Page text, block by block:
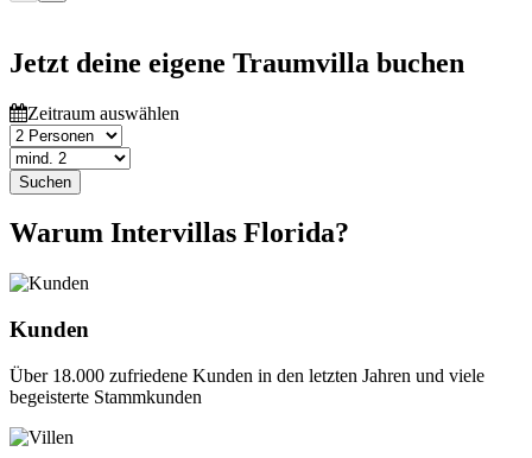
Jetzt deine eigene Traumvilla buchen
Zeitraum auswählen
Suchen
Warum Intervillas Florida?
Kunden
Über 18.000 zufriedene Kunden in den letzten Jahren und viele
begeisterte Stammkunden